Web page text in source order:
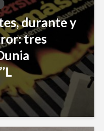
durante y
tres